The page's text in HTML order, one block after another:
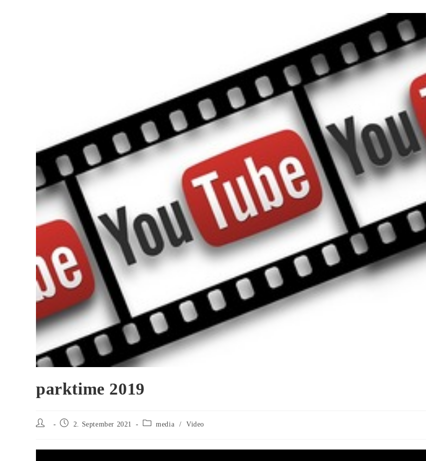
parktime 2019
Beitrags-Beitrag2. September 2021
Beitrags-
media / Video